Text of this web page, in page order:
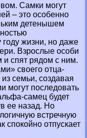
Самки могут
– это особенно
детенышем
жизни, но даже
Взрослые особи
и спят рядом с ним.
своего отца-
семьи, создавая
могут последовать
самец будет
ее назад. Но
встречную
спокойно отпускает